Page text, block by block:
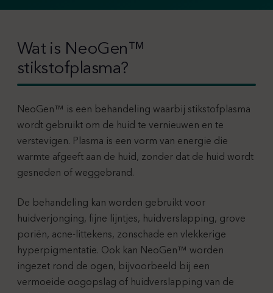
Wat is NeoGen™
stikstofplasma?
NeoGen™ is een behandeling waarbij stikstofplasma
wordt gebruikt om de huid te vernieuwen en te
verstevigen. Plasma is een vorm van energie die
warmte afgeeft aan de huid, zonder dat de huid wordt
gesneden of weggebrand.
De behandeling kan worden gebruikt voor
huidverjonging, fijne lijntjes, huidverslapping, grove
poriën, acne-littekens, zonschade en vlekkerige
hyperpigmentatie. Ook kan NeoGen™ worden
ingezet rond de ogen, bijvoorbeeld bij een
vermoeide oogopslag of huidverslapping van de